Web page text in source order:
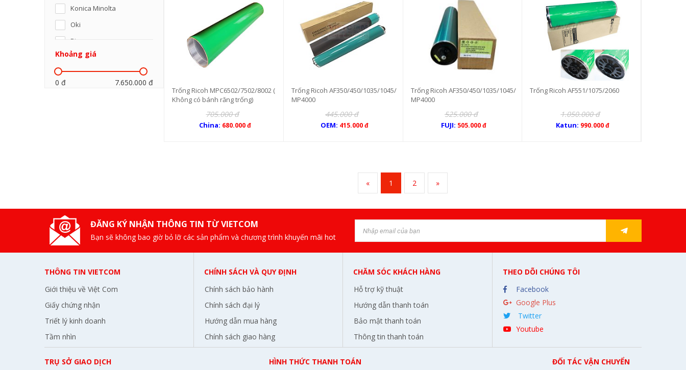
Konica Minolta
Oki
Riso
Panasonic
SamSung
FujiFilm
Sindoh
Khoảng giá
0 đ 7.650.000 đ
Trống Ricoh MPC6502/7502/8002 (
Không có bánh răng trống)
705.000 đ
China: 680.000 đ
Trống Ricoh AF350/450/1035/1045/
MP4000
445.000 đ
OEM: 415.000 đ
Trống Ricoh AF350/450/1035/1045/
MP4000
525.000 đ
FUJI: 505.000 đ
Trống Ricoh AF551/1075/2060
1.050.000 đ
Katun: 990.000 đ
« 1 2 »
ĐĂNG KÝ NHẬN THÔNG TIN TỪ VIETCOM
Bạn sẽ không bao giờ bỏ lỡ các sản phẩm và chương trình khuyến mãi hot
THÔNG TIN VIETCOM
Giới thiệu về Việt Com
Giấy chứng nhận
Triết lý kinh doanh
Tầm nhìn
CHÍNH SÁCH VÀ QUY ĐỊNH
Chính sách bảo hành
Chính sách đại lý
Hướng dẫn mua hàng
Chính sách giao hàng
CHĂM SÓC KHÁCH HÀNG
Hỗ trợ kỹ thuật
Hướng dẫn thanh toán
Bảo mật thanh toán
Thông tin thanh toán
THEO DÕI CHÚNG TÔI
Facebook
Google Plus
Twitter
Youtube
TRỤ SỞ GIAO DỊCH HÌNH THỨC THANH TOÁN ĐỐI TÁC VẬN CHUYỂN